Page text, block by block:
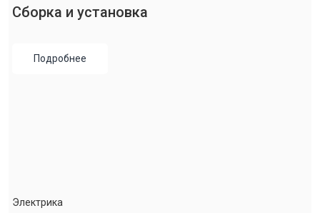
Сборка и установка
Подробнее
Электрика